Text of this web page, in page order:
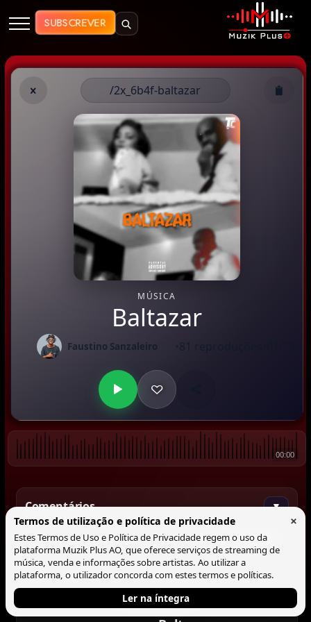
Muzik Plus AO - Streaming de
SUBSCREVER
/2x_6b4f-baltazar
MÚSICA
Baltazar
Faustino Sanzaleiro
00:00
Comentários ▼
Comentar
Tocando agora
Termos de utilização e política de privacidade ×
Estes Termos de Uso e Política de Privacidade regem o uso da
plataforma Muzik Plus AO, que oferece serviços de streaming de
música, venda e informações sobre artistas. Ao utilizar a
plataforma, o utilizador concorda com estes termos e políticas.
Ler na íntegra